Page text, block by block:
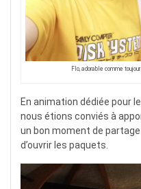
Flo, adorable comme
En animation dédiée pour
nous étions conviés à
un bon moment de
d’ouvrir les paquets.